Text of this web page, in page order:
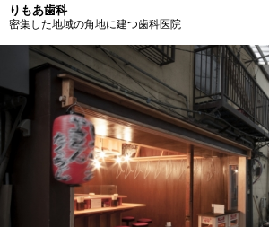
りもあ歯科
密集した地域の角地に建つ歯科医院